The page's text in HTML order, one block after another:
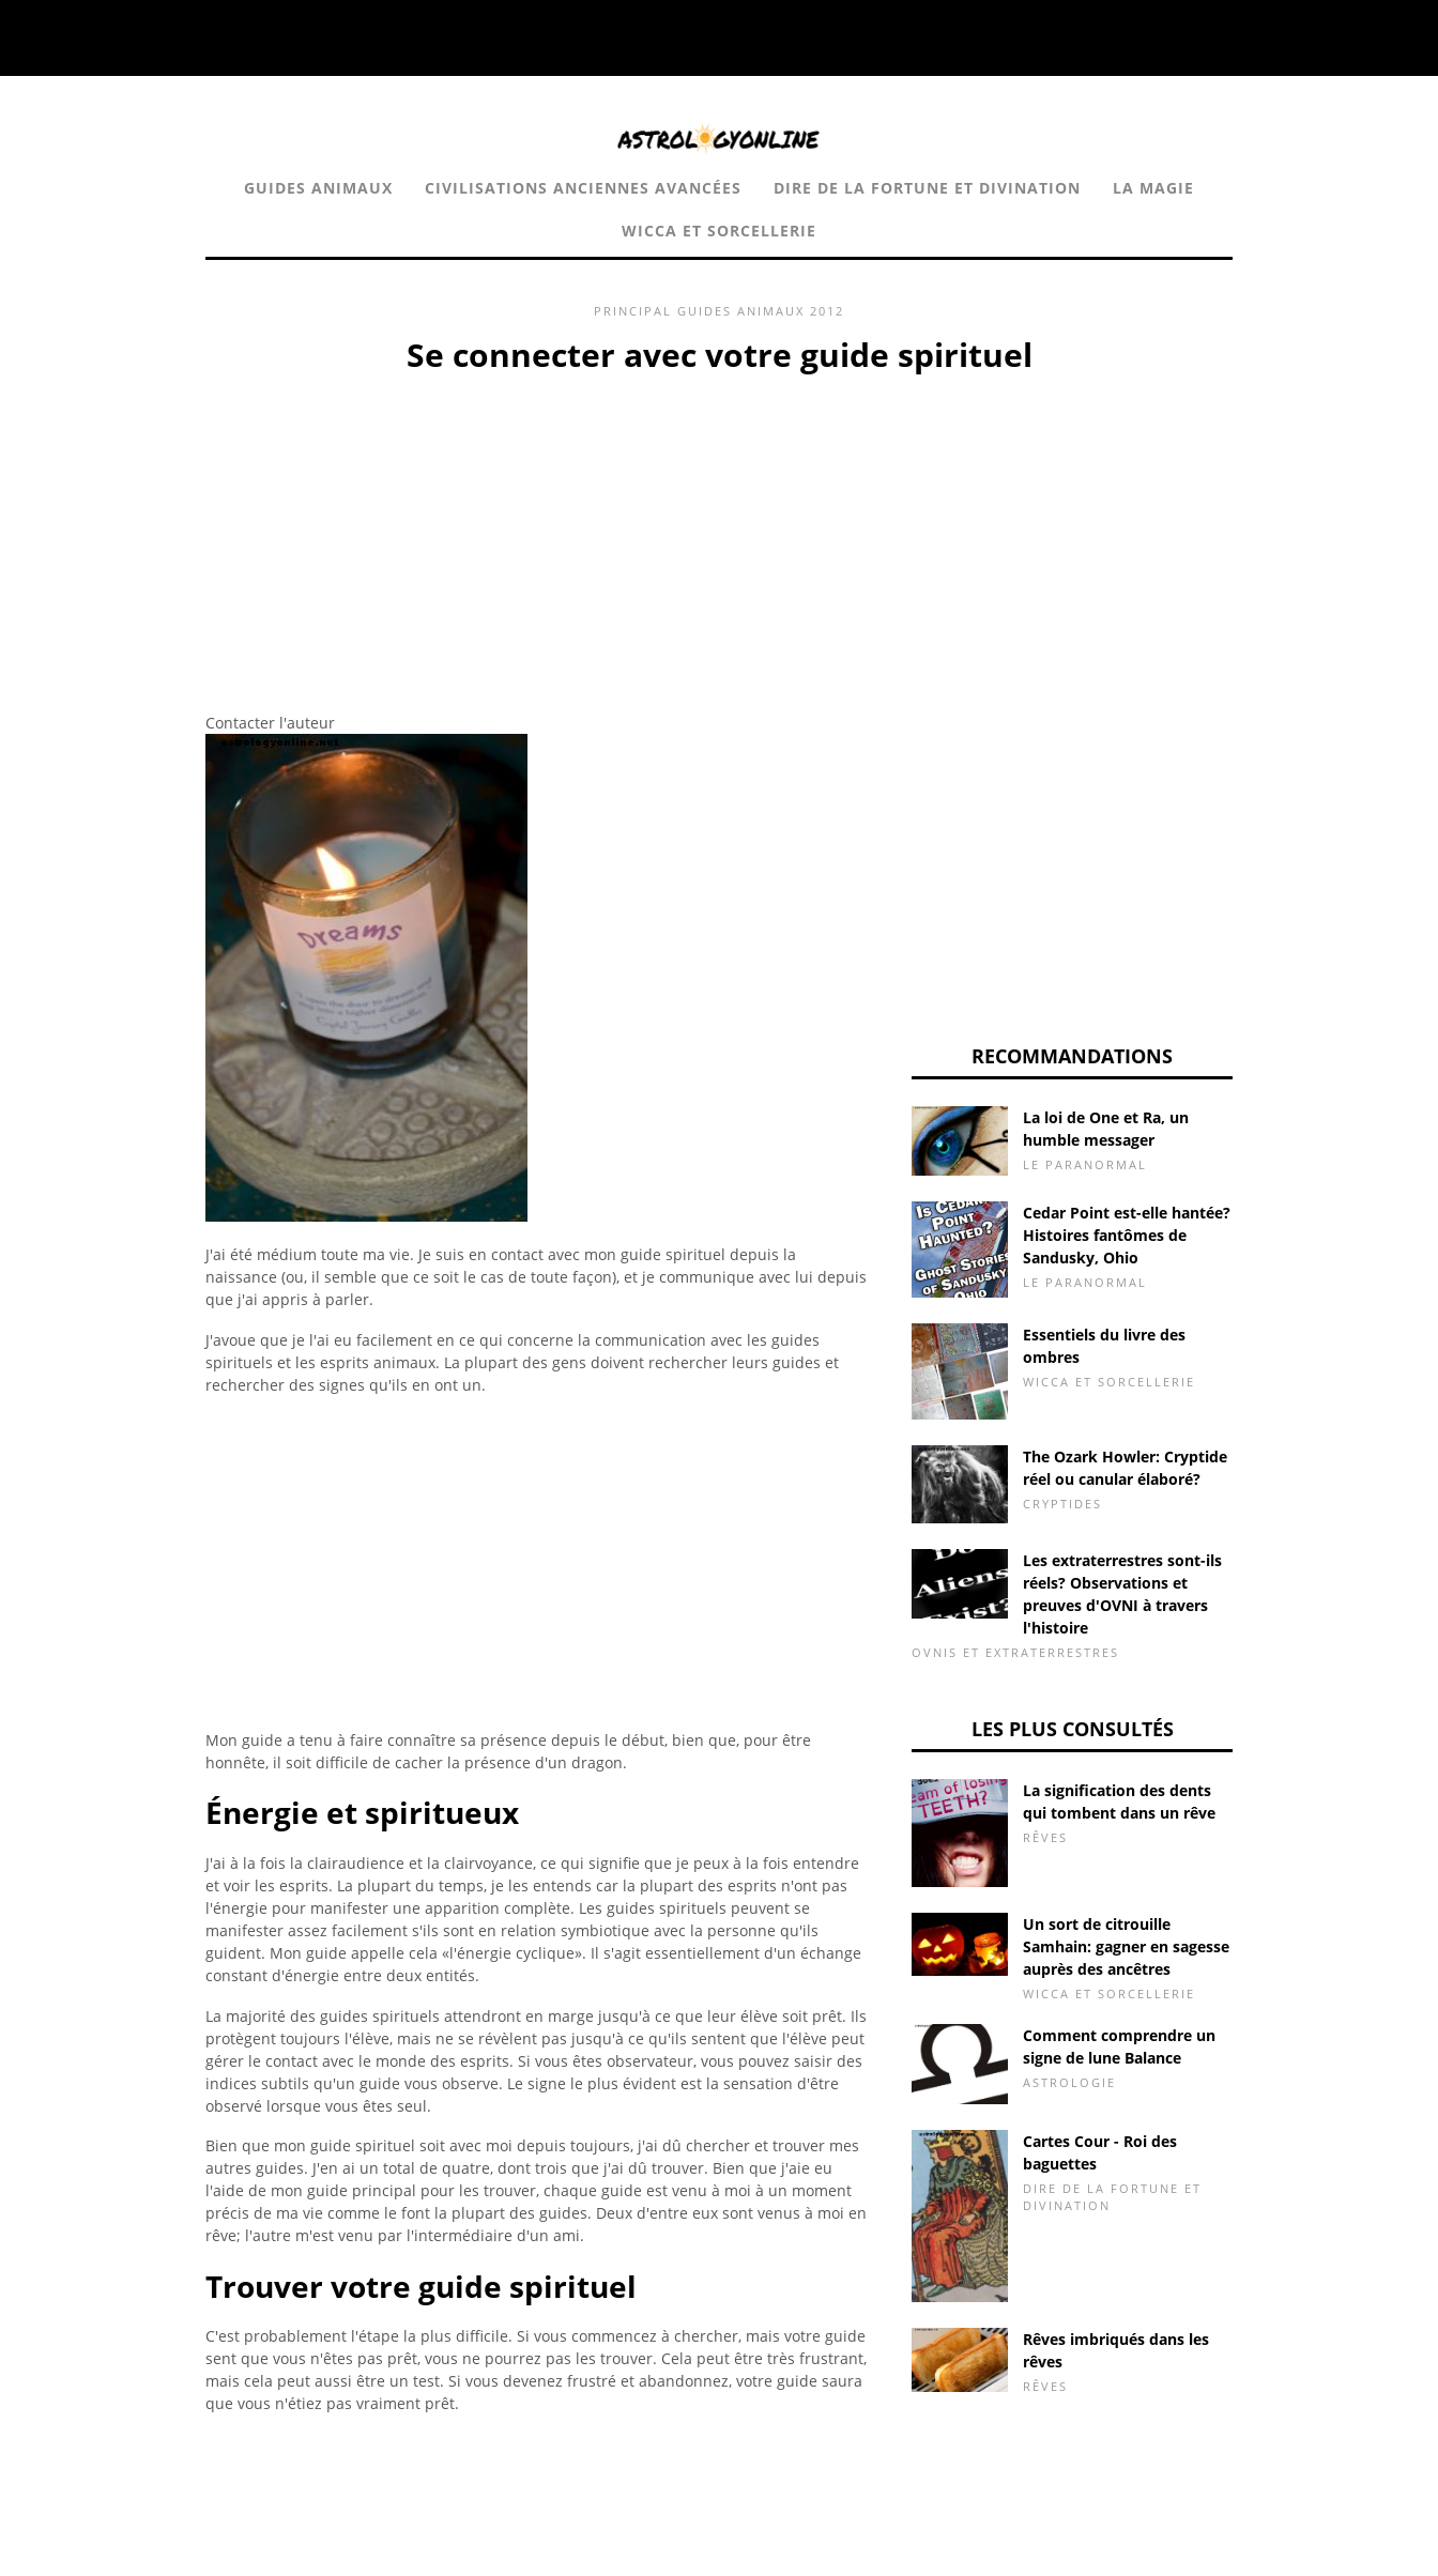
GUIDES ANIMAUX CIVILISATIONS ANCIENNES AVANCÉES DIRE DE LA FORTUNE ET DIVINATION LA MAGIE
WICCA ET SORCELLERIE
PRINCIPAL GUIDES ANIMAUX 2012
Se connecter avec votre guide spirituel
Contacter l'auteur
J'ai été médium toute ma vie. Je suis en contact avec mon guide spirituel depuis la
naissance (ou, il semble que ce soit le cas de toute façon), et je communique avec lui depuis
que j'ai appris à parler.
J'avoue que je l'ai eu facilement en ce qui concerne la communication avec les guides
spirituels et les esprits animaux. La plupart des gens doivent rechercher leurs guides et
rechercher des signes qu'ils en ont un.
Mon guide a tenu à faire connaître sa présence depuis le début, bien que, pour être
honnête, il soit difficile de cacher la présence d'un dragon.
Énergie et spiritueux
J'ai à la fois la clairaudience et la clairvoyance, ce qui signifie que je peux à la fois entendre
et voir les esprits. La plupart du temps, je les entends car la plupart des esprits n'ont pas
l'énergie pour manifester une apparition complète. Les guides spirituels peuvent se
manifester assez facilement s'ils sont en relation symbiotique avec la personne qu'ils
guident. Mon guide appelle cela «l'énergie cyclique». Il s'agit essentiellement d'un échange
constant d'énergie entre deux entités.
La majorité des guides spirituels attendront en marge jusqu'à ce que leur élève soit prêt. Ils
protègent toujours l'élève, mais ne se révèlent pas jusqu'à ce qu'ils sentent que l'élève peut
gérer le contact avec le monde des esprits. Si vous êtes observateur, vous pouvez saisir des
indices subtils qu'un guide vous observe. Le signe le plus évident est la sensation d'être
observé lorsque vous êtes seul.
Bien que mon guide spirituel soit avec moi depuis toujours, j'ai dû chercher et trouver mes
autres guides. J'en ai un total de quatre, dont trois que j'ai dû trouver. Bien que j'aie eu
l'aide de mon guide principal pour les trouver, chaque guide est venu à moi à un moment
précis de ma vie comme le font la plupart des guides. Deux d'entre eux sont venus à moi en
rêve; l'autre m'est venu par l'intermédiaire d'un ami.
Trouver votre guide spirituel
C'est probablement l'étape la plus difficile. Si vous commencez à chercher, mais votre guide
sent que vous n'êtes pas prêt, vous ne pourrez pas les trouver. Cela peut être très frustrant,
mais cela peut aussi être un test. Si vous devenez frustré et abandonnez, votre guide saura
que vous n'étiez pas vraiment prêt.
RECOMMANDATIONS
La loi de One et Ra, un
humble messager
LE PARANORMAL
Cedar Point est-elle hantée?
Histoires fantômes de
Sandusky, Ohio
LE PARANORMAL
Essentiels du livre des
ombres
WICCA ET SORCELLERIE
The Ozark Howler: Cryptide
réel ou canular élaboré?
CRYPTIDES
Les extraterrestres sont-ils
réels? Observations et
preuves d'OVNI à travers
l'histoire
OVNIS ET EXTRATERRESTRES
LES PLUS CONSULTÉS
La signification des dents
qui tombent dans un rêve
RÊVES
Un sort de citrouille
Samhain: gagner en sagesse
auprès des ancêtres
WICCA ET SORCELLERIE
Comment comprendre un
signe de lune Balance
ASTROLOGIE
Cartes Cour - Roi des
baguettes
DIRE DE LA FORTUNE ET
DIVINATION
Rêves imbriqués dans les
rêves
RÊVES